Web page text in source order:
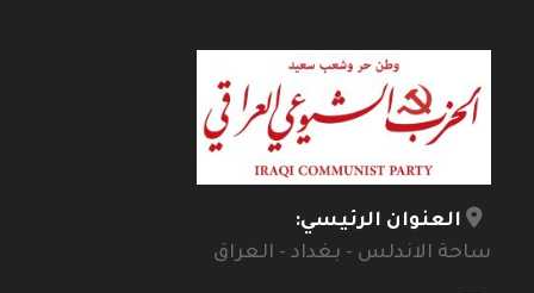
العنوان الرئيسي:
ساحة الاندلس - بغداد - العراق